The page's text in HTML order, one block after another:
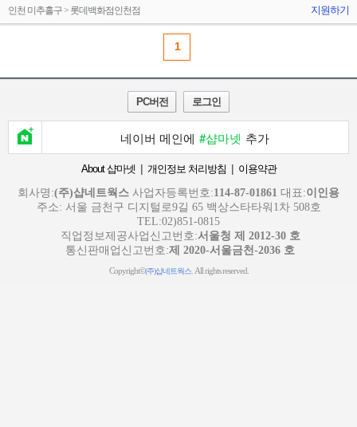
인천 미추홀구 > 롯데백화점인천점 지원하기
1
PC버전 로그인
네이버 메인에 #샵마넷 추가
About 샵마넷 | 개인정보 처리방침 | 이용약관
회사명:(주)샵네트웍스 사업자등록번호:114-87-01861 대표:이인용
주소: 서울 금천구 디지털로9길 65 백상스타타워1차 508호
TEL:02)851-0815
직업정보제공사업신고번호:서울청 제 2012-30 호
통신판매업신고번호:제 2020-서울금천-2036 호
Copyright©(주)샵네트웍스. All rights reserved.